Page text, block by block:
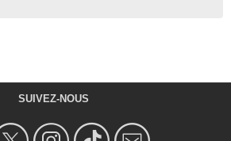
SUIVEZ-NOUS